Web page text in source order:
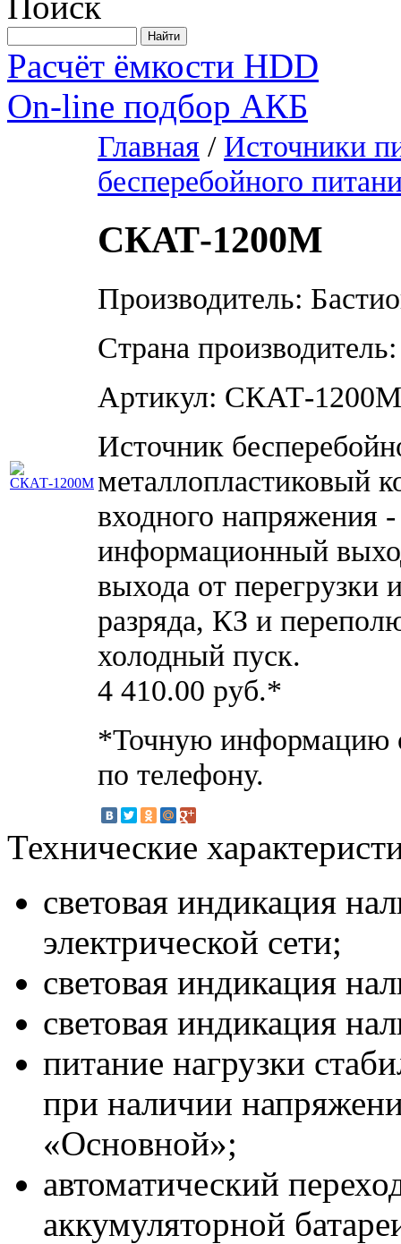
Расчёт ёмкости HDD
On-line подбор АКБ
Главная / Источники
бесперебойного
СКАТ-1200М
Производитель:
Страна
Артикул: СКАТ-1200М
Источник
металлопластиковый
входного напряжения
информационный
выхода от
разряда, КЗ и
холодный пуск.
4 410.00 руб.*
*Точную информацию
по телефону.
Технические
световая индикация
электрической сети;
световая индикация
световая индикация
питание нагрузки
при наличии
«Основной»;
автоматический
аккумуляторной